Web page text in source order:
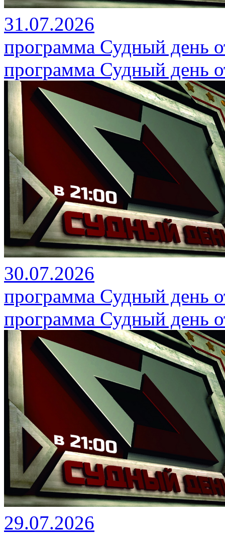
31.07.2026
программа Судный день
программа Судный день
30.07.2026
программа Судный день
программа Судный день
29.07.2026